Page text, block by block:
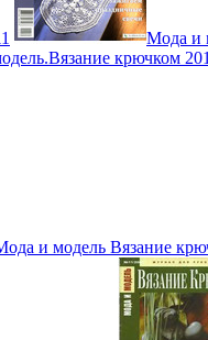
Мода и
крючком
и модель Вязание